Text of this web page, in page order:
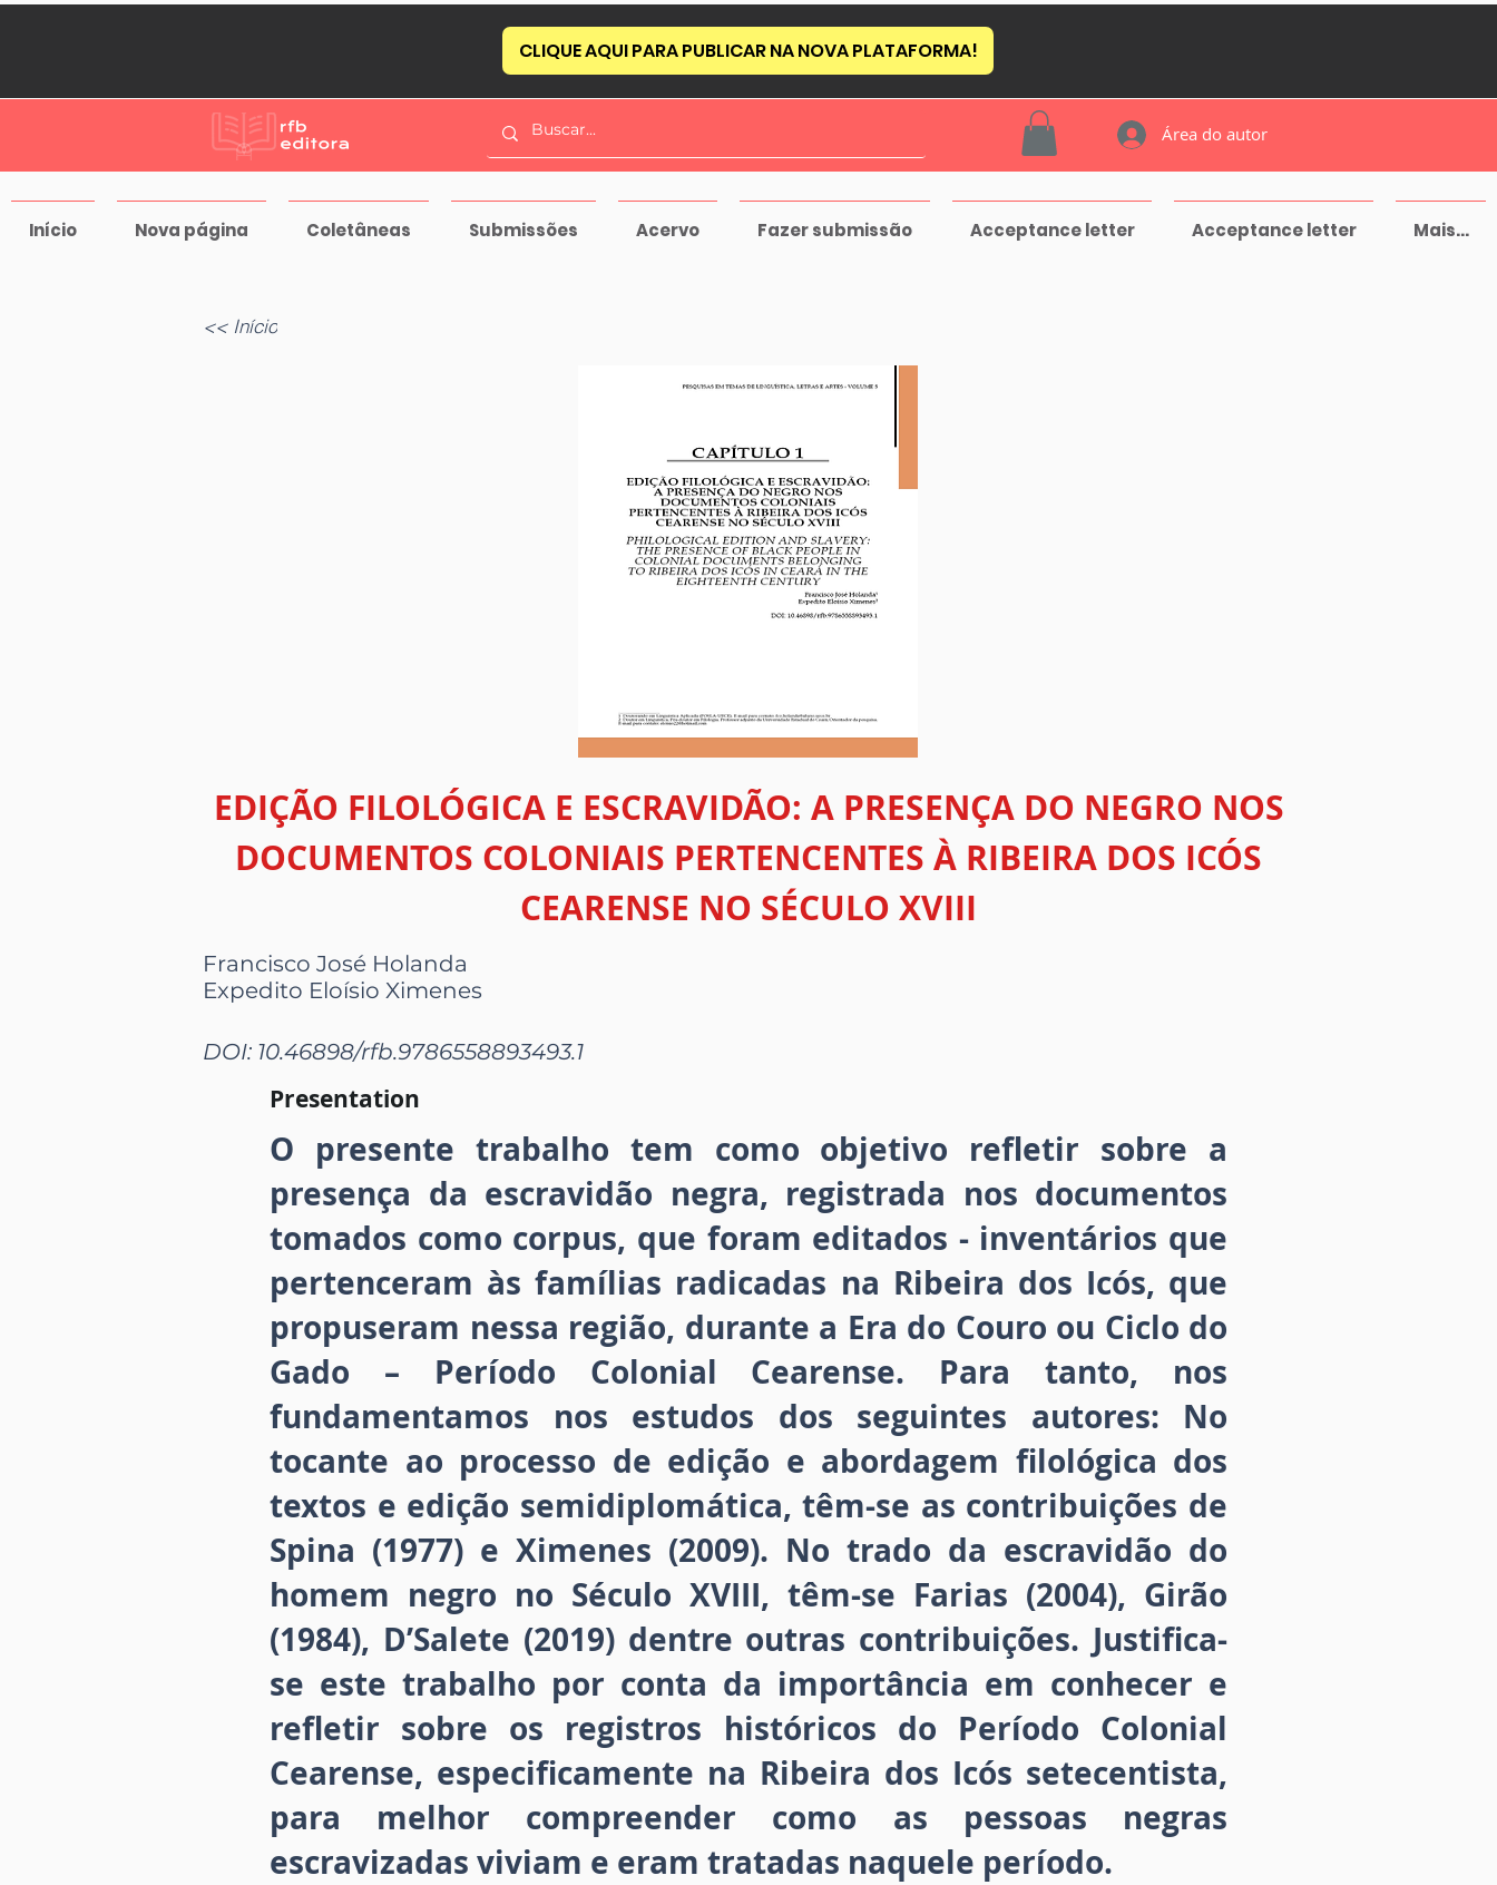
CLIQUE AQUI PARA PUBLICAR NA NOVA PLATAFORMA!
Área do autor
Início Nova página Coletâneas Submissões Acervo Fazer submissão Acceptance letter Acceptance letter Mais...
<< Início
EDIÇÃO FILOLÓGICA E ESCRAVIDÃO: A PRESENÇA DO NEGRO NOS
DOCUMENTOS COLONIAIS PERTENCENTES À RIBEIRA DOS ICÓS
CEARENSE NO SÉCULO XVIII
Francisco José Holanda
Expedito Eloísio Ximenes
DOI: 10.46898/rfb.9786558893493.1
Presentation
O presente trabalho tem como objetivo refletir sobre a
presença da escravidão negra, registrada nos documentos
tomados como corpus, que foram editados - inventários que
pertenceram às famílias radicadas na Ribeira dos Icós, que
propuseram nessa região, durante a Era do Couro ou Ciclo do
Gado – Período Colonial Cearense. Para tanto, nos
fundamentamos nos estudos dos seguintes autores: No
tocante ao processo de edição e abordagem filológica dos
textos e edição semidiplomática, têm-se as contribuições de
Spina (1977) e Ximenes (2009). No trado da escravidão do
homem negro no Século XVIII, têm-se Farias (2004), Girão
(1984), D’Salete (2019) dentre outras contribuições. Justifica-
se este trabalho por conta da importância em conhecer e
refletir sobre os registros históricos do Período Colonial
Cearense, especificamente na Ribeira dos Icós setecentista,
para melhor compreender como as pessoas negras
escravizadas viviam e eram tratadas naquele período.